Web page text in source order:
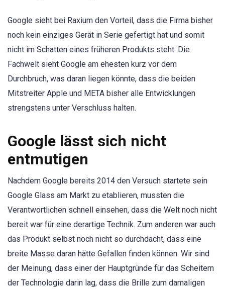
Google sieht bei Raxium den Vorteil, dass die Firma bisher
noch kein einziges Gerät in Serie gefertigt hat und somit
nicht im Schatten eines früheren Produkts steht. Die
Fachwelt sieht Google am ehesten kurz vor dem
Durchbruch, was daran liegen könnte, dass die beiden
Mitstreiter Apple und META bisher alle Entwicklungen
strengstens unter Verschluss halten.
Google lässt sich nicht
entmutigen
Nachdem Google bereits 2014 den Versuch startete sein
Google Glass am Markt zu etablieren, mussten die
Verantwortlichen schnell einsehen, dass die Welt noch nicht
bereit war für eine derartige Technik. Zum anderen war auch
das Produkt selbst noch nicht so durchdacht, dass eine
breite Masse daran hätte Gefallen finden können. Wir sind
der Meinung, dass einer der Hauptgründe für das Scheitern
der Technologie darin lag, dass die Brille zum damaligen